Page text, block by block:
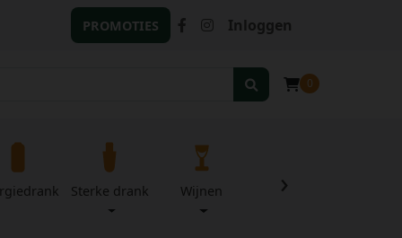
PROMOTIES Inloggen
0
Sterke drank Wijnen Zuivel
›